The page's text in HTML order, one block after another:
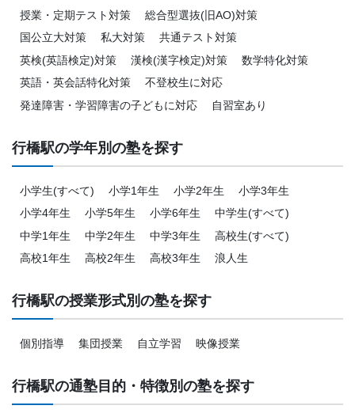
授業・定期テスト対策
総合型選抜(旧AO)対策
国公立大対策
私大対策
共通テスト対策
英検(英語検定)対策
漢検(漢字検定)対策
数学特化対策
英語・英会話特化対策
不登校生に対応
発達障害・学習障害の子どもに対応
自習室あり
行橋駅の学年別の塾を探す
小学生(すべて) 小学1年生 小学2年生
小学3年生
小学4年生
小学5年生 小学6年生
中学生(すべて)
中学1年生
中学2年生 中学3年生
高校生(すべて)
高校1年生
高校2年生 高校3年生 浪人生
行橋駅の授業形式別の塾を探す
個別指導 集団授業 自立学習 映像授業
行橋駅の通塾目的・特徴別の塾を探す